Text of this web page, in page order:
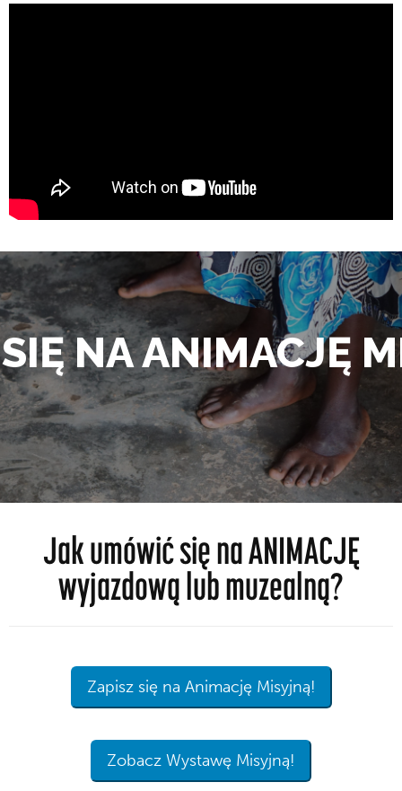
NA ANIMACJĘ
Jak umówić się na ANIMACJĘ
wyjazdową lub muzealną?
Zapisz się na Animację Misyjną!
Zobacz Wystawę Misyjną!